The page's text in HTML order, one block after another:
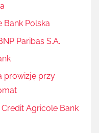
Bank Polska
Paribas S.A.
prowizję przy
Agricole Bank